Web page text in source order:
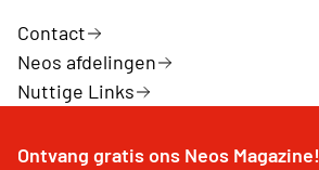
Contact
Neos afdelingen
Nuttige Links
Ontvang gratis ons Neos Magazine!